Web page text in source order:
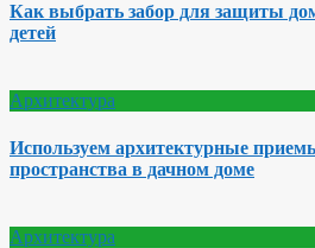
Как выбрать забор для защиты
детей
Архитектура
Используем архитектурные
пространства в дачном доме
Архитектура